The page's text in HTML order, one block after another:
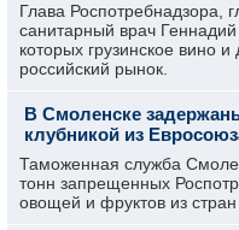
Глава Роспотребнадзора,
санитарный врач
которых грузинское вино
российский рынок.
В Смоленске
клубникой из
Таможенная служба
тонн запрещенных
овощей и фруктов из